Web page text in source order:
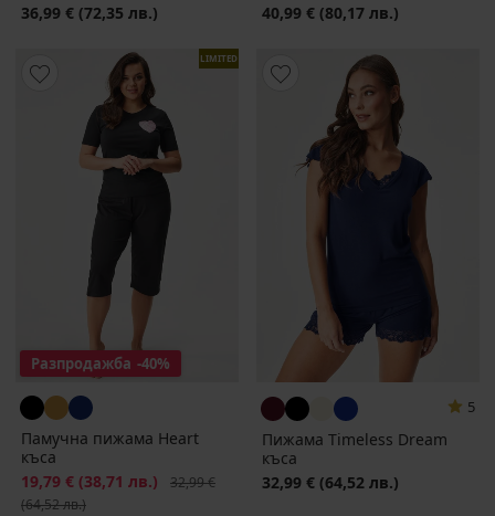
36,99 € (72,35 лв.)
40,99 € (80,17 лв.)
LIMITED
Разпродажба -40%
Памучна пижама Heart
къса
Намаление
19,79 € (38,71 лв.) Първоначална цена
32,99 €
(64,52 лв.)
5
Пижама Timeless Dream
къса
32,99 € (64,52 лв.)